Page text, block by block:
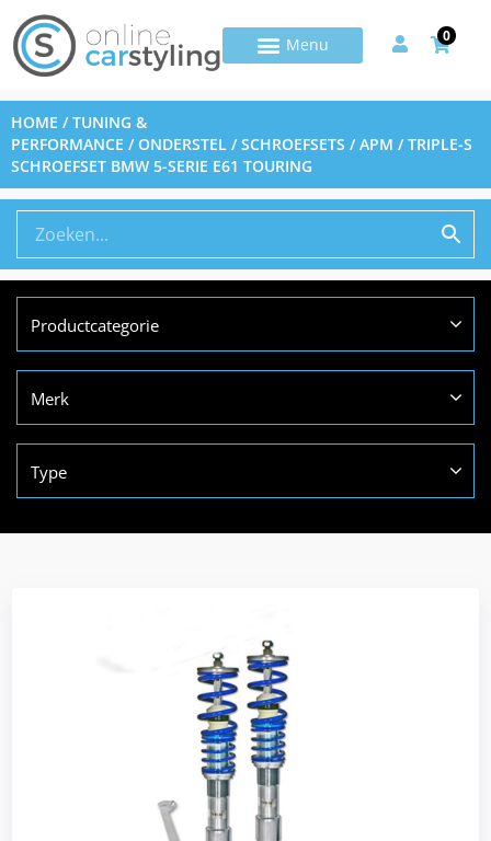
0
HOME /TUNING &
PERFORMANCE /ONDERSTEL /SCHROEFSETS / APM / TRIPLE-S
SCHROEFSET BMW 5-SERIE E61 TOURING
Productcategorie
Merk
Type